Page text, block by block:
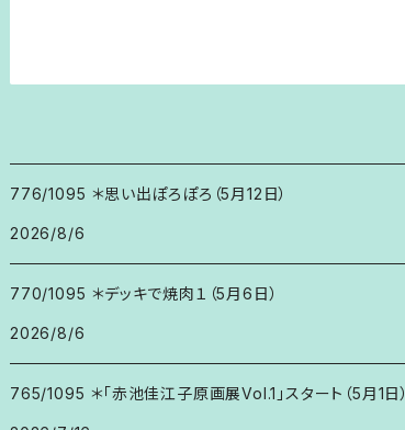
776/1095 ＊思い出ぽろぽろ（5月12日）
2026/8/6
770/1095 ＊デッキで焼肉１（5月6日）
2026/8/6
765/1095 ＊「赤池佳江子原画展Vol.1」スタート（5月1日）